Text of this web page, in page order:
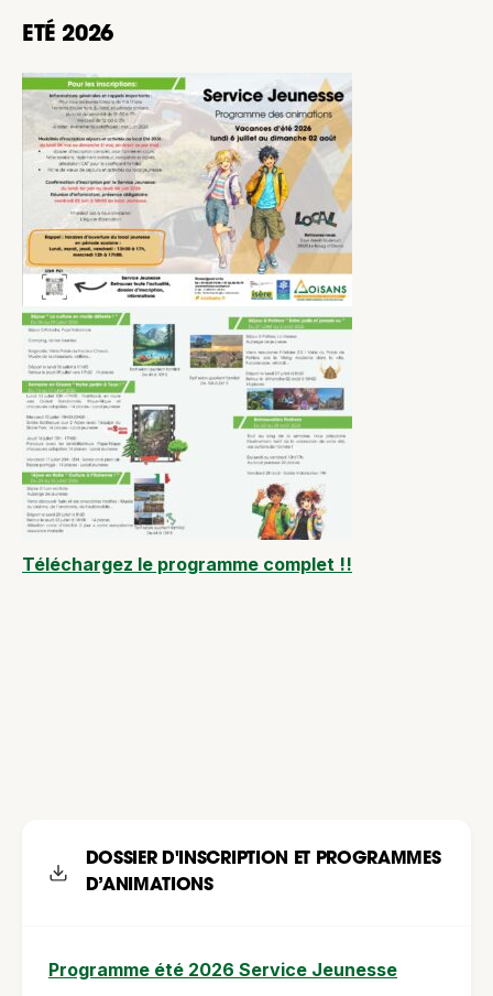
ETÉ 2026
Téléchargez le programme complet !!
DOSSIER D'INSCRIPTION ET PROGRAMMES
D’ANIMATIONS
Programme été 2026 Service Jeunesse